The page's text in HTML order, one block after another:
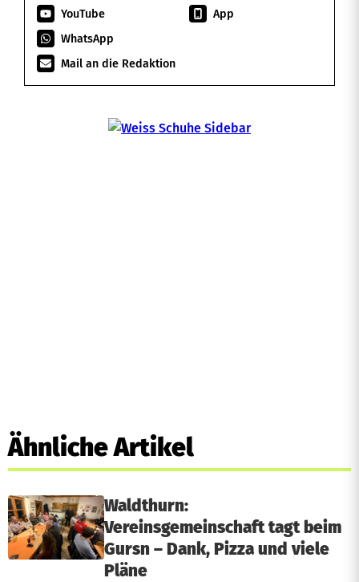
YouTube
App
WhatsApp
Mail an die Redaktion
Ähnliche Artikel
Waldthurn:
Vereinsgemeinschaft tagt beim
Gursn – Dank, Pizza und viele
Pläne